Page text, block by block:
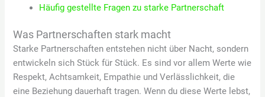
Häufig gestellte Fragen zu starke Partnerschaft
Was Partnerschaften stark macht
Starke Partnerschaften entstehen nicht über Nacht, sondern
entwickeln sich Stück für Stück. Es sind vor allem Werte wie
Respekt, Achtsamkeit, Empathie und Verlässlichkeit, die
eine Beziehung dauerhaft tragen. Wenn du diese Werte lebst,